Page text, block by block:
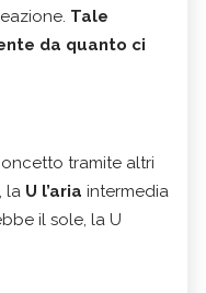
Tale
da quanto ci
tramite altri
, la U l’aria intermedia
il sole, la U